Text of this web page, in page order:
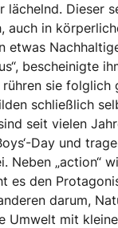
lächelnd. Dieser
auch in
etwas
bescheinigte
sie folglich
schließlich
seit vielen
Day und
Neben „action“
es den
darum,
Umwelt mit